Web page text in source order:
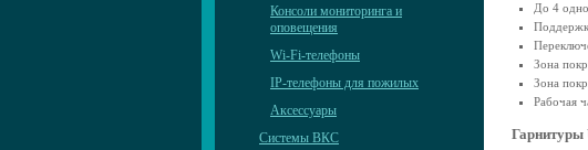
Консоли мониторинга и
оповещения
Wi-Fi-телефоны
IP-телефоны для пожилых
Аксессуары
Системы ВКС
До 4
Зона
Зона
Рабочая
Гарнитуры